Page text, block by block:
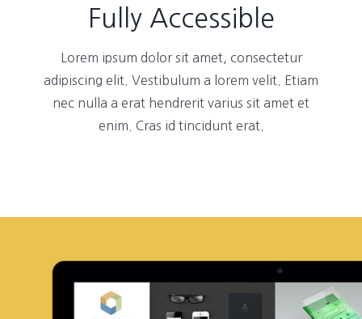
Fully Accessible
Lorem ipsum dolor sit amet, consectetur
adipiscing elit. Vestibulum a lorem velit. Etiam
nec nulla a erat hendrerit varius sit amet et
enim. Cras id tincidunt erat.